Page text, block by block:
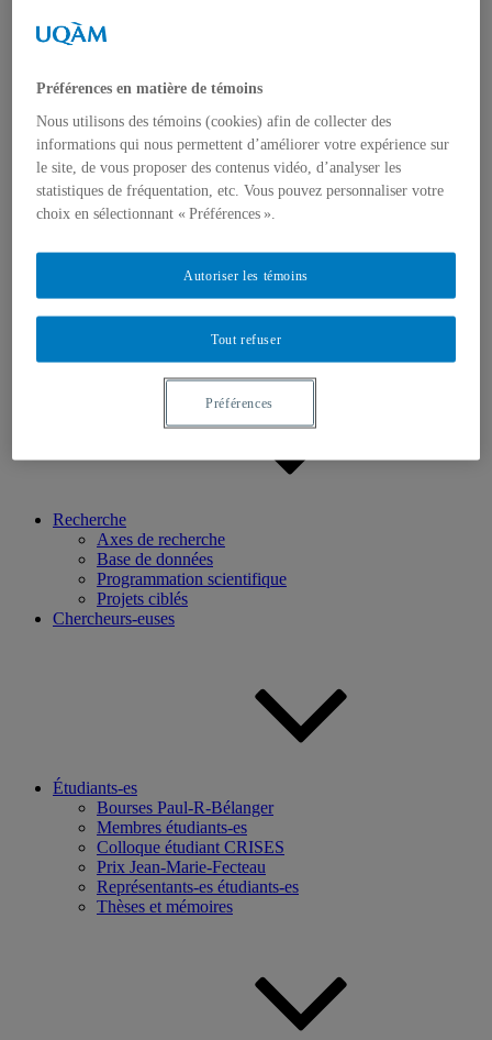
Bourses et prix
Communiqués
Distinctions
Activités
Événements à venir
Perspectives et dialogue
Vidéos et baladodiffusions
Recherche
Axes de recherche
Base de données
Programmation scientifique
Projets ciblés
Chercheurs-euses
Étudiants-es
Bourses Paul-R-Bélanger
Membres étudiants-es
Colloque étudiant CRISES
Prix Jean-Marie-Fecteau
Représentants-es étudiants-es
Thèses et mémoires
Préférences en matière de témoins
Nous utilisons des témoins (cookies) afin de collecter des
informations qui nous permettent d’améliorer votre expérience sur
le site, de vous proposer des contenus vidéo, d’analyser les
statistiques de fréquentation, etc. Vous pouvez personnaliser votre
choix en sélectionnant « Préférences ».
Tout refuser
Autoriser les témoins
Préférences